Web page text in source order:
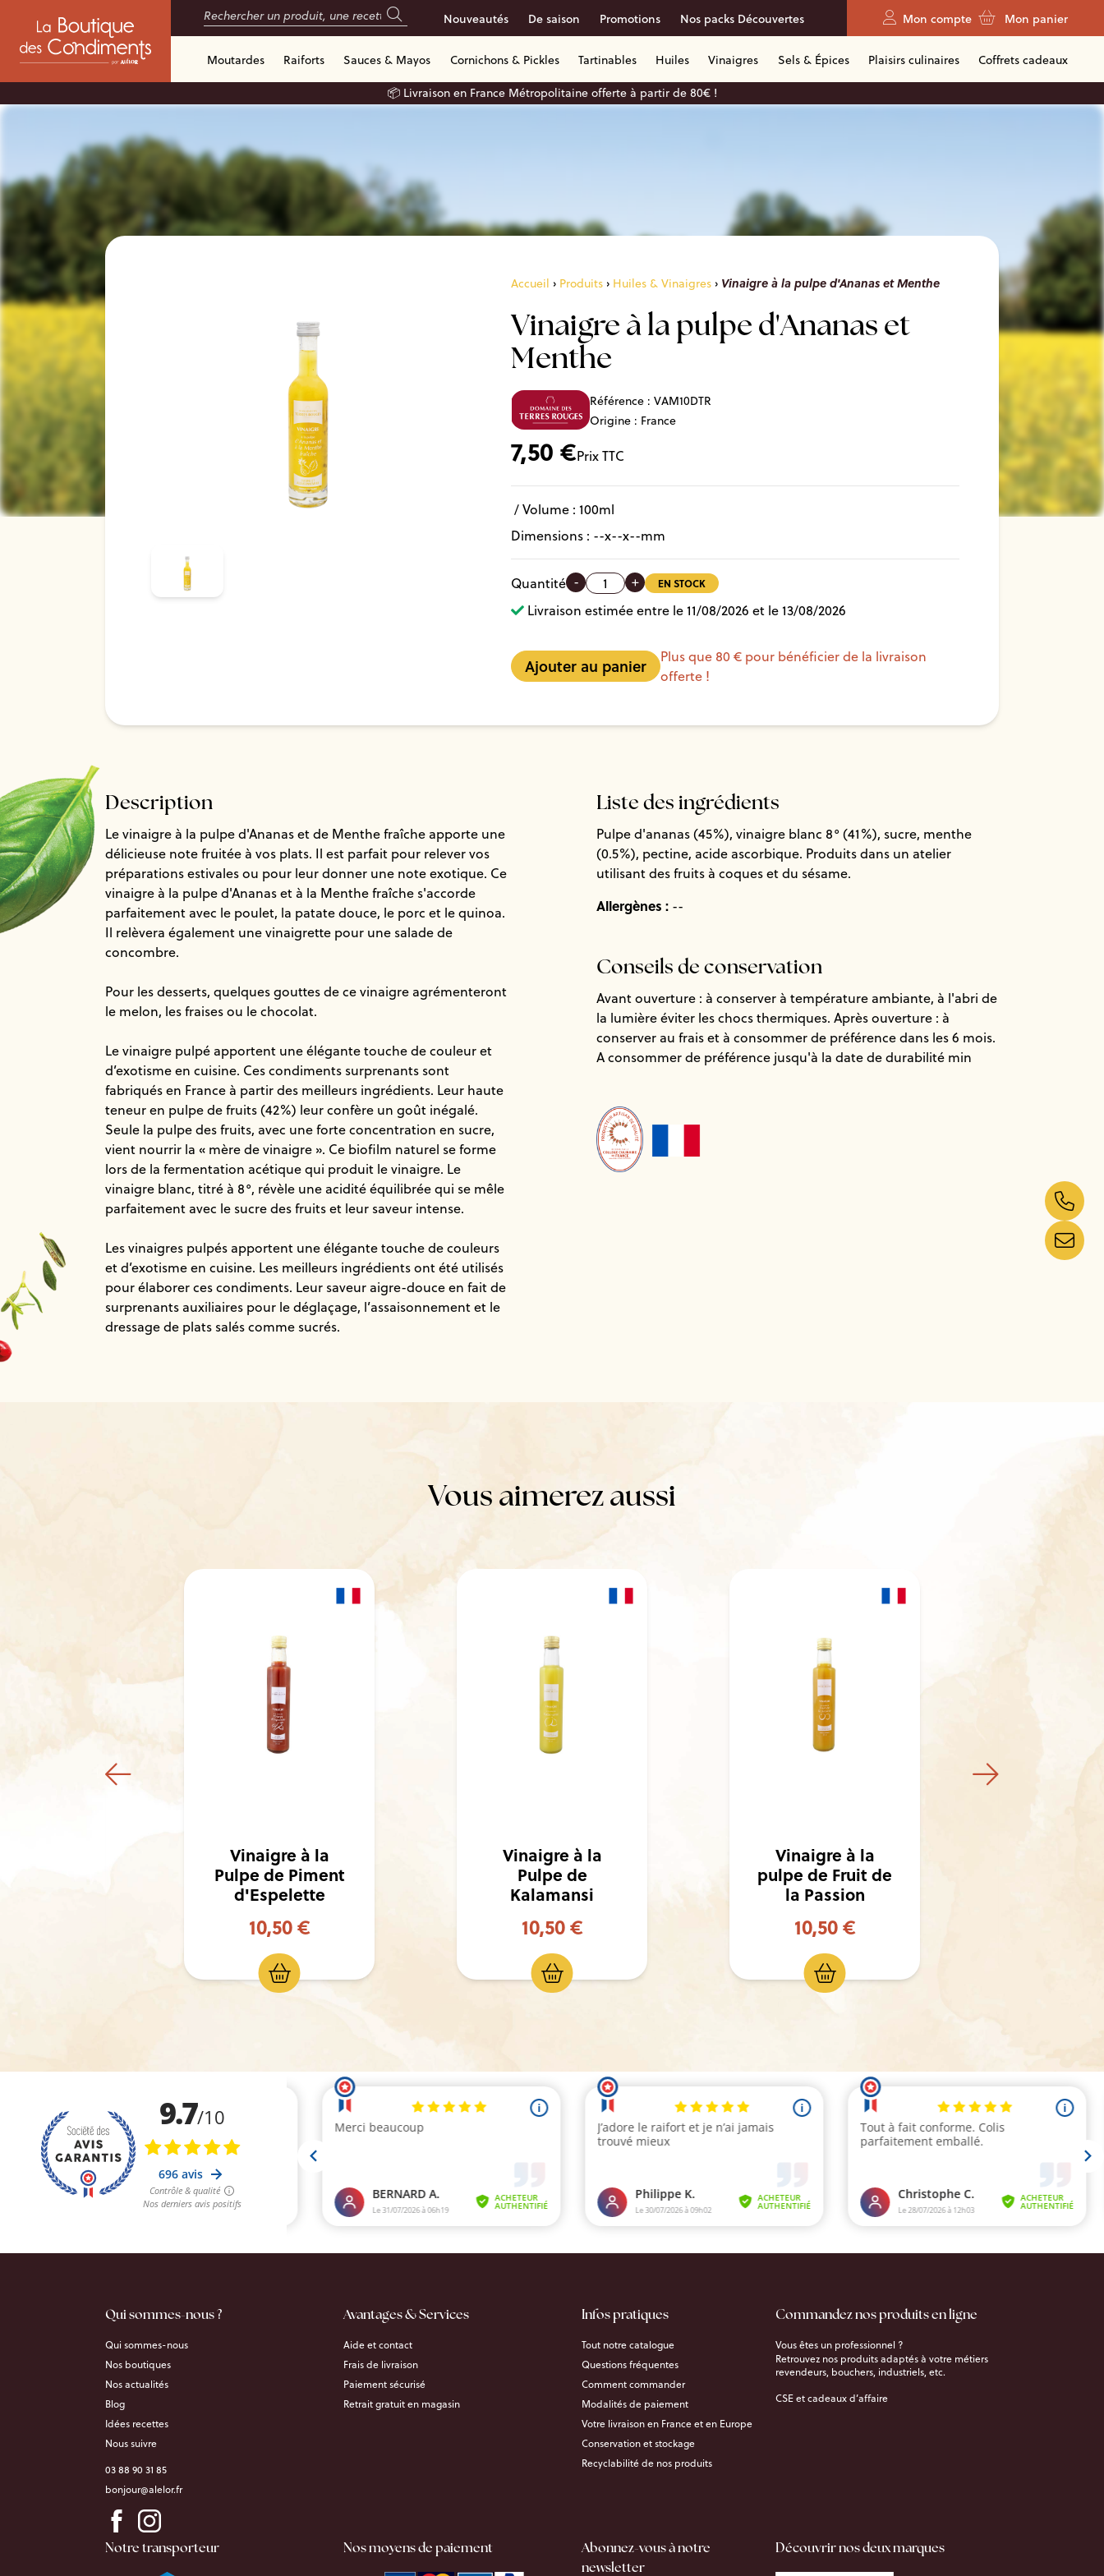
Nouveautés De saison Promotions Nos packs Découvertes Mon compte Mon panier
Moutardes Raiforts Sauces & Mayos Cornichons & Pickles Tartinables Huiles Vinaigres Sels & Épices Plaisirs culinaires
Coffrets cadeaux
📦 Livraison en France Métropolitaine offerte à partir de 80€ !
Accueil › Produits › Huiles & Vinaigres › Vinaigre à la pulpe d'Ananas et Menthe
Vinaigre à la pulpe d'Ananas et
Menthe
Référence :VAM10DTR
Origine : France
7,50€Prix TTC
/ Volume :100ml
Dimensions : --x--x--mm
Quantité - + EN STOCK
Livraison estimée entre le 11/08/2026 et le 13/08/2026
Plus que 80 € pour bénéficier de la livraison
offerte !
Description
Le vinaigre à la pulpe d'Ananas et de Menthe fraîche apporte une
délicieuse note fruitée à vos plats. Il est parfait pour relever vos
préparations estivales ou pour leur donner une note exotique. Ce
vinaigre à la pulpe d'Ananas et à la Menthe fraîche s'accorde
parfaitement avec le poulet, la patate douce, le porc et le quinoa.
Il relèvera également une vinaigrette pour une salade de
concombre.
Pour les desserts, quelques gouttes de ce vinaigre agrémenteront
le melon, les fraises ou le chocolat.
Le vinaigre pulpé apportent une élégante touche de couleur et
d’exotisme en cuisine. Ces condiments surprenants sont
fabriqués en France à partir des meilleurs ingrédients. Leur haute
teneur en pulpe de fruits (42%) leur confère un goût inégalé.
Seule la pulpe des fruits, avec une forte concentration en sucre,
vient nourrir la « mère de vinaigre ». Ce biofilm naturel se forme
lors de la fermentation acétique qui produit le vinaigre. Le
vinaigre blanc, titré à 8°, révèle une acidité équilibrée qui se mêle
parfaitement avec le sucre des fruits et leur saveur intense.
Les vinaigres pulpés apportent une élégante touche de couleurs
et d’exotisme en cuisine. Les meilleurs ingrédients ont été utilisés
pour élaborer ces condiments. Leur saveur aigre-douce en fait de
surprenants auxiliaires pour le déglaçage, l’assaisonnement et le
dressage de plats salés comme sucrés.
Liste des ingrédients
Pulpe d'ananas (45%), vinaigre blanc 8° (41%), sucre, menthe
(0.5%), pectine, acide ascorbique. Produits dans un atelier
utilisant des fruits à coques et du sésame.
Allergènes : --
Conseils de conservation
Avant ouverture : à conserver à température ambiante, à l'abri de
la lumière éviter les chocs thermiques. Après ouverture : à
conserver au frais et à consommer de préférence dans les 6 mois.
A consommer de préférence jusqu'à la date de durabilité min
Vous aimerez aussi
Vinaigre à la
Pulpe de
Kalamansi
10,50 €
Vinaigre à la
pulpe de Fruit de
la Passion
10,50 €
Vinaigre à la
pulpe de
Mangue
10,50 €
Qui sommes-nous ?
Qui sommes-nous
Nos boutiques
Nos actualités
Blog
Idées recettes
Nous suivre
03 88 90 31 85
bonjour@alelor.fr
Avantages & Services
Aide et contact
Frais de livraison
Paiement sécurisé
Retrait gratuit en magasin
Infos pratiques
Tout notre catalogue
Questions fréquentes
Comment commander
Modalités de paiement
Votre livraison en France et en Europe
Conservation et stockage
Recyclabilité de nos produits
Commandez nos produits en ligne
Vous êtes un professionnel ?
Retrouvez nos produits adaptés à votre métiers
revendeurs, bouchers, industriels, etc.
CSE et cadeaux d’affaire
Notre transporteur Nos moyens de paiement
Abonnez-vous à notre
newsletter
Découvrir nos deux marques